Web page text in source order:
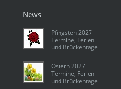
News
Pfingsten 2027
Termine, Ferien
und Brückentage
Ostern 2027
Termine, Ferien
und Brückentage